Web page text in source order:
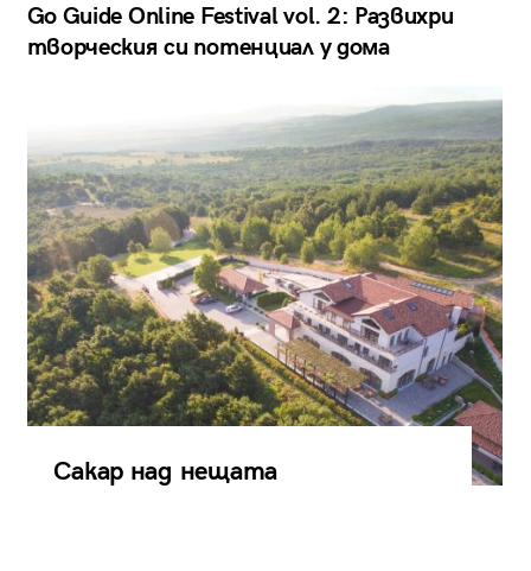
Go Guide Online Festival vol. 2: Развихри
творческия си потенциал у дома
Сакар над нещата